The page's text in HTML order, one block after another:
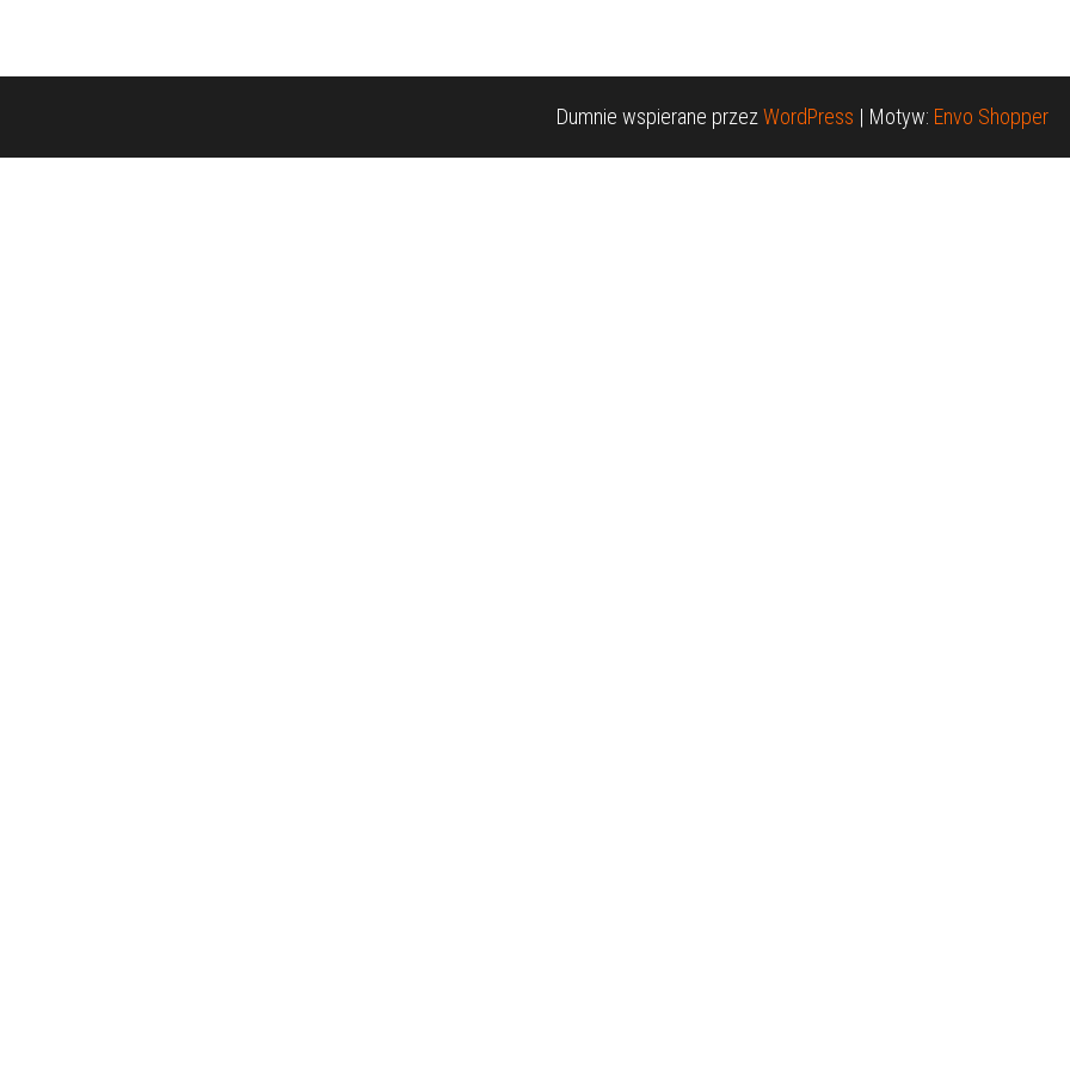
Dumnie wspierane przez WordPress | Motyw: Envo Shopper